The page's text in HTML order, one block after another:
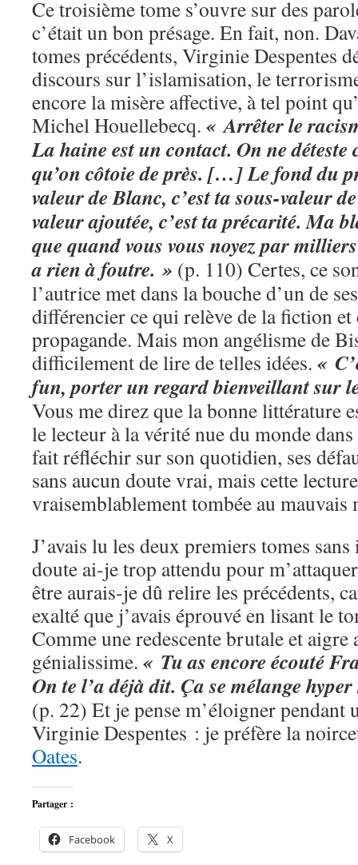
Ce troisième tome s’ouvre sur des
c’était un bon présage. En fait, non.
tomes précédents, Virginie Despentes
discours sur l’islamisation, le
encore la misère affective, à tel point
Michel Houellebecq. « Arrêter le
La haine est un contact. On ne
qu’on côtoie de près. […] Le fond du
valeur de Blanc, c’est ta sous-valeur
valeur ajoutée, c’est ta précarité. Ma
que quand vous vous noyez par
a rien à foutre. » (p. 110) Certes, ce
l’autrice met dans la bouche d’un de
différencier ce qui relève de la fiction et
propagande. Mais mon angélisme de
difficilement de lire de telles idées. «
fun, porter un regard bienveillant sur
Vous me direz que la bonne littérature
le lecteur à la vérité nue du monde
fait réfléchir sur son quotidien, ses
sans aucun doute vrai, mais cette
vraisemblablement tombée au mauvais
J’avais lu les deux premiers tomes
doute ai-je trop attendu pour
être aurais-je dû relire les précédents,
exalté que j’avais éprouvé en lisant le
Comme une redescente brutale et aigre
génialissime. « Tu as encore écouté
On te l’a déjà dit. Ça se mélange
(p. 22) Et je pense m’éloigner pendant
Virginie Despentes : je préfère la
Oates.
Partager :
Facebook X